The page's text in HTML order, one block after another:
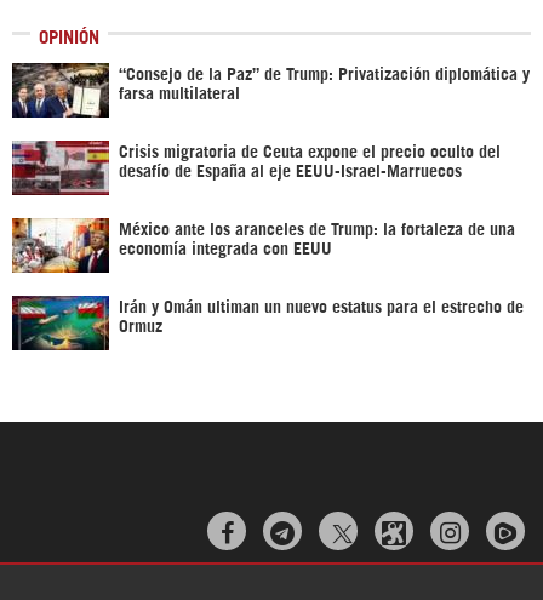
OPINIÓN
“Consejo de la Paz” de Trump: Privatización diplomática y
farsa multilateral
Crisis migratoria de Ceuta expone el precio oculto del
desafío de España al eje EEUU-Israel-Marruecos
México ante los aranceles de Trump: la fortaleza de una
economía integrada con EEUU
Irán y Omán ultiman un nuevo estatus para el estrecho de
Ormuz
  